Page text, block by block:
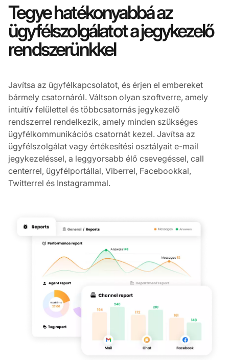
Tegye hatékonyabbá az
ügyfélszolgálatot a jegykezelő
rendszerünkkel
Javítsa az ügyfélkapcsolatot, és érjen el embereket
bármely csatornáról. Váltson olyan szoftverre, amely
intuitív felülettel és többcsatornás jegykezelő
rendszerrel rendelkezik, amely minden szükséges
ügyfélkommunikációs csatornát kezel. Javítsa az
ügyfélszolgálat vagy értékesítési osztályait e-mail
jegykezeléssel, a leggyorsabb élő csevegéssel, call
centerrel, ügyfélportállal, Viberrel, Facebookkal,
Twitterrel és Instagrammal.